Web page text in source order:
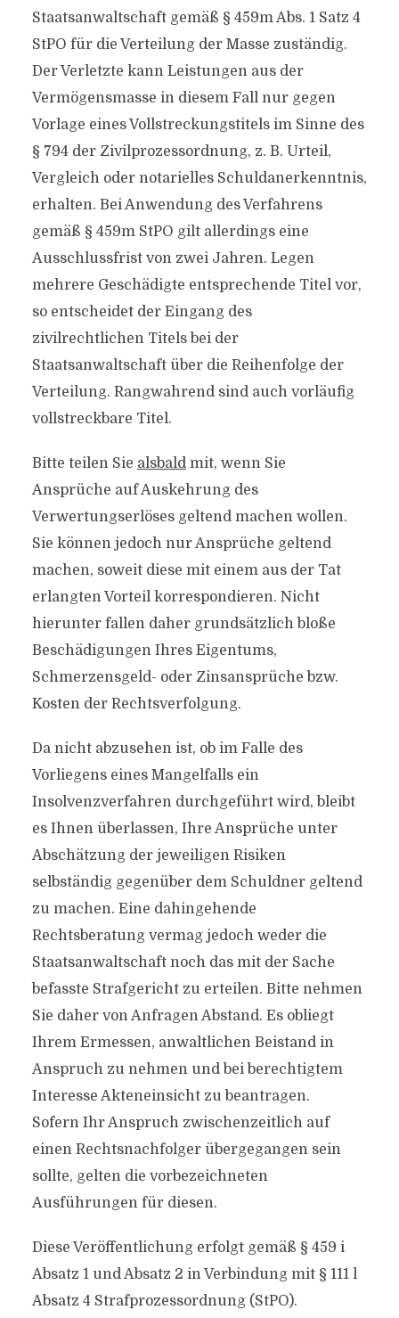
Staatsanwaltschaft gemäß § 459m Abs. 1 Satz 4
StPO für die Verteilung der Masse zuständig.
Der Verletzte kann Leistungen aus der
Vermögensmasse in diesem Fall nur gegen
Vorlage eines Vollstreckungstitels im Sinne des
§ 794 der Zivilprozessordnung, z. B. Urteil,
Vergleich oder notarielles Schuldanerkenntnis,
erhalten. Bei Anwendung des Verfahrens
gemäß § 459m StPO gilt allerdings eine
Ausschlussfrist von zwei Jahren. Legen
mehrere Geschädigte entsprechende Titel vor,
so entscheidet der Eingang des
zivilrechtlichen Titels bei der
Staatsanwaltschaft über die Reihenfolge der
Verteilung. Rangwahrend sind auch vorläufig
vollstreckbare Titel.
Bitte teilen Sie alsbaldmit, wenn Sie
Ansprüche auf Auskehrung des
Verwertungserlöses geltend machen wollen.
Sie können jedoch nur Ansprüche geltend
machen, soweit diese mit einem aus der Tat
erlangten Vorteil korrespondieren. Nicht
hierunter fallen daher grundsätzlich bloße
Beschädigungen Ihres Eigentums,
Schmerzensgeld- oder Zinsansprüche bzw.
Kosten der Rechtsverfolgung.
Da nicht abzusehen ist, ob im Falle des
Vorliegens eines Mangelfalls ein
Insolvenzverfahren durchgeführt wird, bleibt
es Ihnen überlassen, Ihre Ansprüche unter
Abschätzung der jeweiligen Risiken
selbständig gegenüber dem Schuldner geltend
zu machen. Eine dahingehende
Rechtsberatung vermag jedoch weder die
Staatsanwaltschaft noch das mit der Sache
befasste Strafgericht zu erteilen. Bitte nehmen
Sie daher von Anfragen Abstand. Es obliegt
Ihrem Ermessen, anwaltlichen Beistand in
Anspruch zu nehmen und bei berechtigtem
Interesse Akteneinsicht zu beantragen.
Sofern Ihr Anspruch zwischenzeitlich auf
einen Rechtsnachfolger übergegangen sein
sollte, gelten die vorbezeichneten
Ausführungen für diesen.
Diese Veröffentlichung erfolgt gemäß § 459 i
Absatz 1 und Absatz 2 in Verbindung mit § 111 l
Absatz 4 Strafprozessordnung (StPO).